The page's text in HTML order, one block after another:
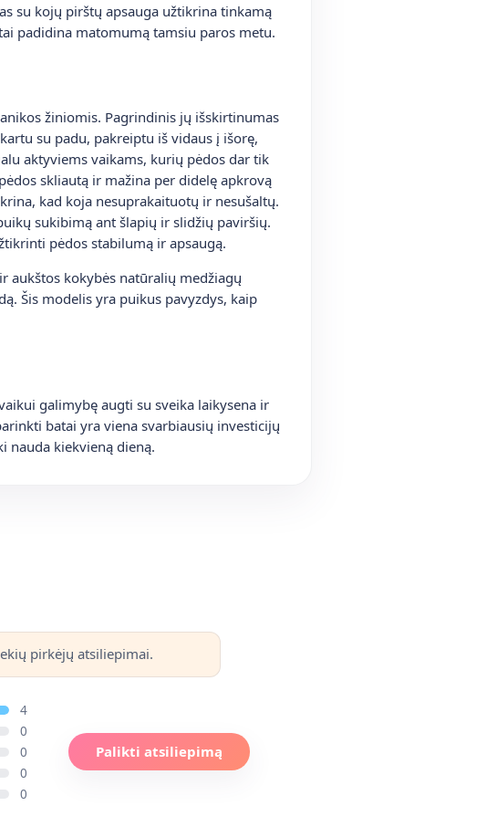
su kojų pirštų apsauga užtikrina tinkamą
padidina matomumą tamsiu paros metu.
žiniomis. Pagrindinis jų išskirtinumas
su padu, pakreiptu iš vidaus į išorę,
aktyviems vaikams, kurių pėdos dar tik
skliautą ir mažina per didelę apkrovą
kad koja nesuprakaituotų ir nesušaltų.
sukibimą ant šlapių ir slidžių paviršių.
pėdos stabilumą ir apsaugą.
aukštos kokybės natūralių medžiagų
Šis modelis yra puikus pavyzdys, kaip
galimybę augti su sveika laikysena ir
batai yra viena svarbiausių investicijų
nauda kiekvieną dieną.
pirkėjų atsiliepimai.
4
0
0
0
0
Palikti atsiliepimą